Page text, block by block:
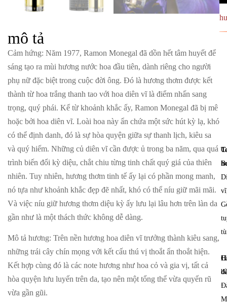
mô tả
Cảm hứng: Năm 1977, Ramon Monegal đã dồn hết tâm huyết để
sáng tạo ra mùi hương nước hoa đầu tiên, dành riêng cho người
phụ nữ đặc biệt trong cuộc đời ông. Đó là hương thơm được kết
thành từ hoa trắng thanh tao với hoa diên vĩ là điểm nhấn sang
trọng, quý phái. Kể từ khoảnh khắc ấy, Ramon Monegal đã bị mê
hoặc bởi hoa diên vĩ. Loài hoa này ẩn chứa một sức hút kỳ lạ, khó
có thể định danh, đó là sự hòa quyện giữa sự thanh lịch, kiêu sa
và quý hiếm. Những củ diên vĩ cần được ủ trong ba năm, qua quá
trình biến đổi kỳ diệu, chắt chiu từng tinh chất quý giá của thiên
nhiên. Tuy nhiên, hương thơm tinh tế ấy lại có phần mong manh,
nó tựa như khoảnh khắc đẹp đẽ nhất, khó có thể níu giữ mãi mãi.
Và việc níu giữ hương thơm diệu kỳ ấy lưu lại lâu hơn trên làn da
gần như là một thách thức không dễ dàng.
Mô tả hương: Trên nền hương hoa diên vĩ trưởng thành kiêu sang,
những trái cây chín mọng với kết cấu thú vị thoắt ẩn thoắt hiện.
Kết hợp cùng đó là các note hương như hoa cỏ và gia vị, tất cả
hòa quyện lưu luyến trên da, tạo nên một tổng thể vừa quyến rũ
vừa gần gũi.